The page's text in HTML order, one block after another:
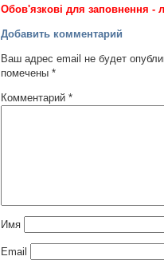
Обов'язкові для заповнення -
Добавить комментарий
Ваш адрес email не будет
помечены *
Комментарий *
Имя
Email